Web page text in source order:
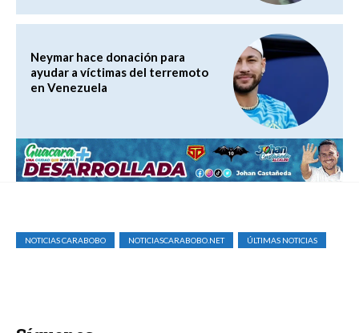
Neymar hace donación para
ayudar a víctimas del terremoto
en Venezuela
NOTICIAS CARABOBO NOTICIASCARABOBO.NET ÚLTIMAS NOTICIAS